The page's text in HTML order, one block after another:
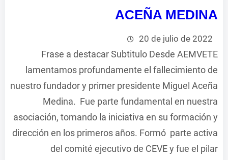
ACEÑA MEDINA
20 de julio de 2022
Frase a destacar Subtitulo Desde AEMVETE
lamentamos profundamente el fallecimiento de
nuestro fundador y primer presidente Miguel Aceña
Medina. Fue parte fundamental en nuestra
asociación, tomando la iniciativa en su formación y
dirección en los primeros años. Formó parte activa
del comité ejecutivo de CEVE y fue el pilar